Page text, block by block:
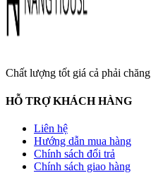
Chất lượng tốt giá cả phải chăng
HỖ TRỢ KHÁCH HÀNG
Liên hệ
Hướng dẫn mua hàng
Chính sách đổi trả
Chính sách giao hàng